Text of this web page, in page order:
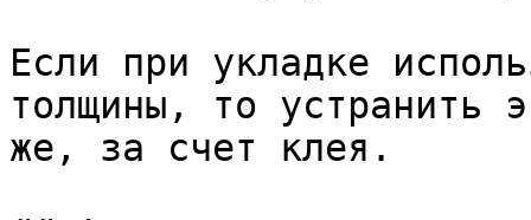
Если при укладке
толщины, то устранить
же, за счет клея.